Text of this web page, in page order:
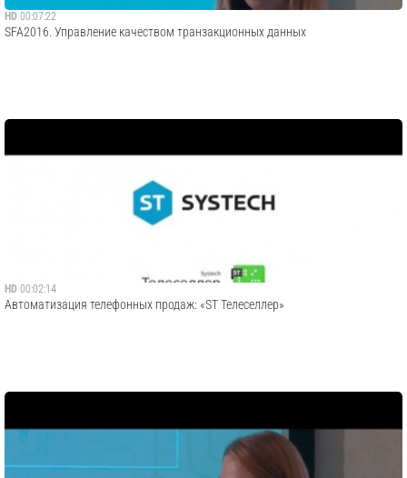
HD 00:07:22
SFA2016. Управление качеством транзакционных данных
HD 00:02:14
Автоматизация телефонных продаж: «ST Телеселлер»